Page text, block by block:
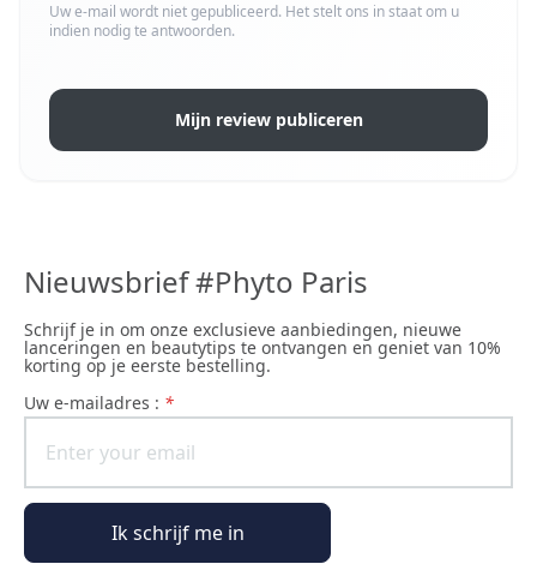
Uw e-mail wordt niet gepubliceerd. Het stelt ons in staat om u
indien nodig te antwoorden.
Mijn review publiceren
Nieuwsbrief #Phyto Paris
Schrijf je in om onze exclusieve aanbiedingen, nieuwe
lanceringen en beautytips te ontvangen en geniet van 10%
korting op je eerste bestelling.
uw e-mailadres : *
Ik schrijf me in